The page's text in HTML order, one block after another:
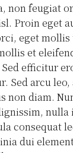
non feugiat
Proin eget
eget mollis
et
efficitur
Sed arcu
non diam.
nulla
consequat
dui